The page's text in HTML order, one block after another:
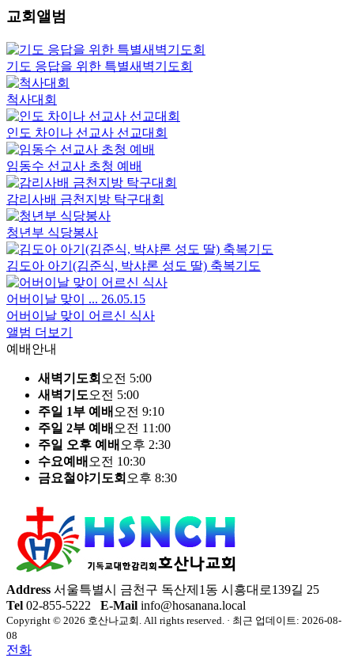
교회앨범
기도 응답을 위한 특별새벽기도회
척사대회
인도 차이나 선교사 선교대회
임동수 선교사 초청 예배
감리사배 금천지방 탁구대회
청년부 식당봉사
김도아 아기(김준식, 박샤론 성도 딸) 축복기도
어버이날 맞이 ... 26.05.15
어버이날 맞이 어르신 식사
앨범 더보기
예배안내
새벽기도회 오전 5:00
새벽기도오전 5:00
주일 1부 예배 오전 9:10
주일 2부 예배 오전 11:00
주일 오후 예배 오후 2:30
수요예배 오전 10:30
금요철야기도회 오후 8:30
Address 서울특별시 금천구 독산제1동 시흥대로139길 25
Tel 02-855-5222 E-Mail info@hosanana.local
Copyright © 2026 호산나교회. All rights reserved. · 최근 업데이트: 2026-08-
08
전화